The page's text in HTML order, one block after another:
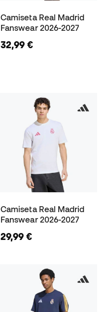
Camiseta Real Madrid
Fanswear 2026-2027
32,99 €
Camiseta Real Madrid
Fanswear 2026-2027
29,99 €